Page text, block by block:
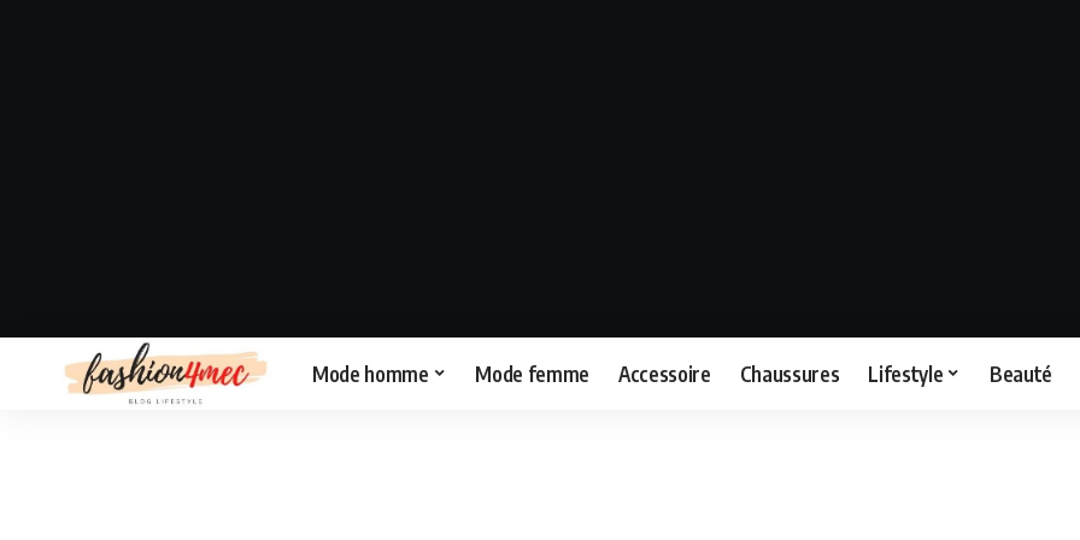
Mode homme Mode femme Accessoire Chaussures Lifestyle Beauté